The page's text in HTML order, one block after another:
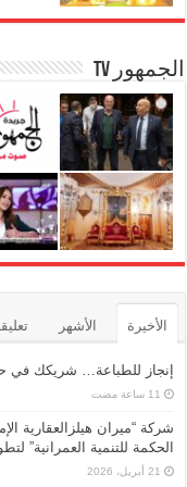
الجمهور TV
الأخيرة الأشهر
إنجاز للطباعة… شريكك في
شركة “ميران هيلزالعقارية
الحكمة للتنمية
21 أبريل، 2026